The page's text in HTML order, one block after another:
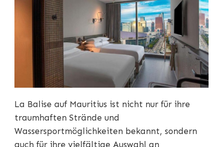
La Balise auf Mauritius ist nicht nur für ihre
traumhaften Strände und
Wassersportmöglichkeiten bekannt, sondern
auch für ihre vielfältige Auswahl an